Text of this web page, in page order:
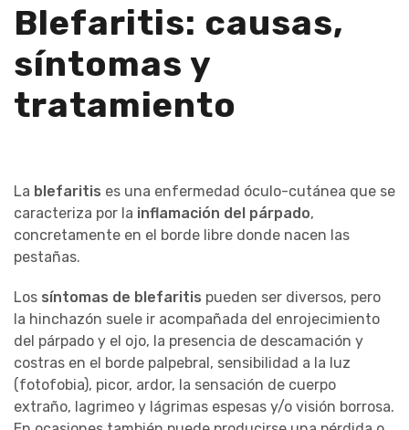
Blefaritis: causas,
síntomas y
tratamiento
La blefaritis es una enfermedad óculo-cutánea que se
caracteriza por la inflamación del párpado,
concretamente en el borde libre donde nacen las
pestañas.
Los síntomas de blefaritis pueden ser diversos, pero
la hinchazón suele ir acompañada del enrojecimiento
del párpado y el ojo, la presencia de descamación y
costras en el borde palpebral, sensibilidad a la luz
(fotofobia), picor, ardor, la sensación de cuerpo
extraño, lagrimeo y lágrimas espesas y/o visión borrosa.